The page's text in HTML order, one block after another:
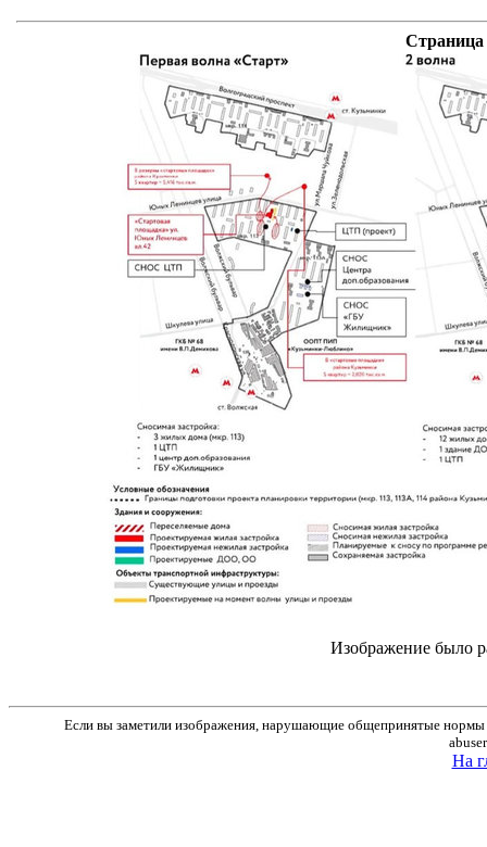
Страница
Изображение было
Если вы заметили изображения, нарушающие общепринятые нормы
На